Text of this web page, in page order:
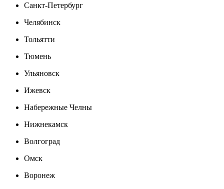
Санкт-Петербург
Челябинск
Тольятти
Тюмень
Ульяновск
Ижевск
Набережные Челны
Нижнекамск
Волгоград
Омск
Воронеж